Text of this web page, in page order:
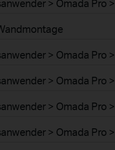
> Omada Pro
> Omada Pro
> Omada Pro
> Omada Pro
> Omada Pro